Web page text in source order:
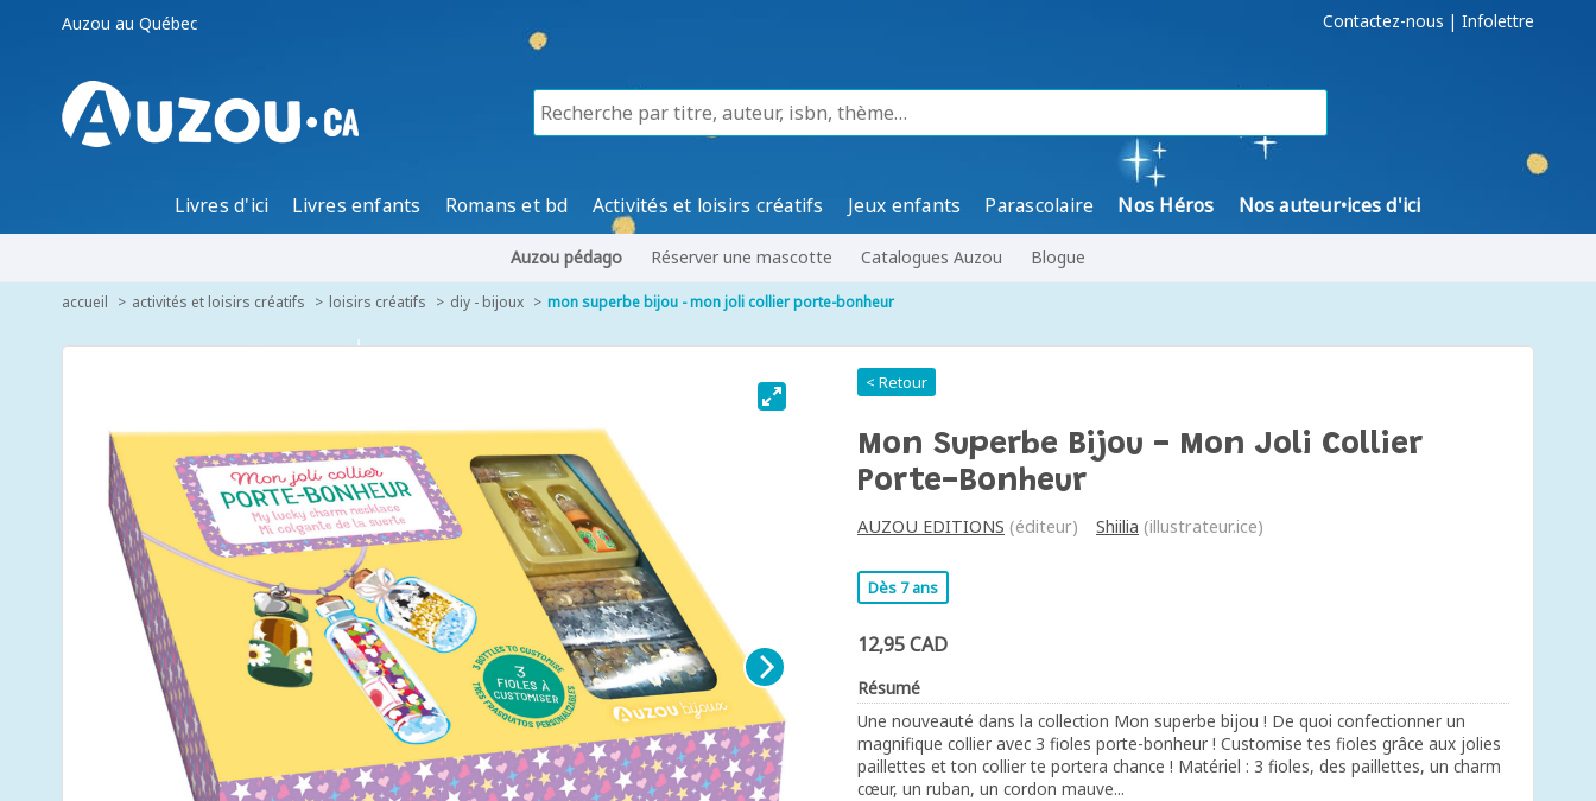
Auzou au Québec Contactez-nous | Infolettre
Livres d'ici Livres enfants Romans et bd Activités et loisirs créatifs Jeux enfants Parascolaire Nos Héros Nos auteur•ices d'ici
Auzou pédago Réserver une mascotte Catalogues Auzou Blogue
accueil activités et loisirs créatifs loisirs créatifs diy - bijoux mon superbe bijou - mon joli collier porte-bonheur
< Retour
Mon Superbe Bijou - Mon Joli Collier
Porte-Bonheur
AUZOU EDITIONS (éditeur) Shiilia (illustrateur.ice)
Dès 7 ans
12,95 CAD
Résumé
Une nouveauté dans la collection Mon superbe bijou ! De quoi confectionner un
magnifique collier avec 3 fioles porte-bonheur ! Customise tes fioles grâce aux jolies
paillettes et ton collier te portera chance ! Matériel : 3 fioles, des paillettes, un charm
cœur, un ruban, un cordon mauve...